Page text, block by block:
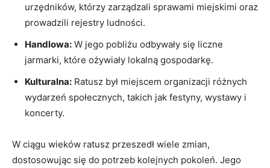
urzędników, którzy zarządzali sprawami miejskimi‌ oraz
prowadzili rejestry ludności.
Handlowa: W⁣ jego pobliżu odbywały ⁤się liczne
jarmarki, które ożywiały ​lokalną gospodarkę.
Kulturalna: ⁤Ratusz⁤ był miejscem organizacji różnych
wydarzeń społecznych,​ takich jak festyny, ⁤wystawy i
koncerty.
W‌ ciągu wieków ratusz przeszedł wiele zmian,
⁤dostosowując ⁣się ⁢do potrzeb kolejnych‌ pokoleń. ⁣Jego